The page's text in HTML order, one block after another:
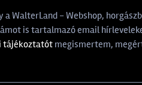
a WalterLand - Webshop,
is tartalmazó email
tájékoztatótmegismertem,